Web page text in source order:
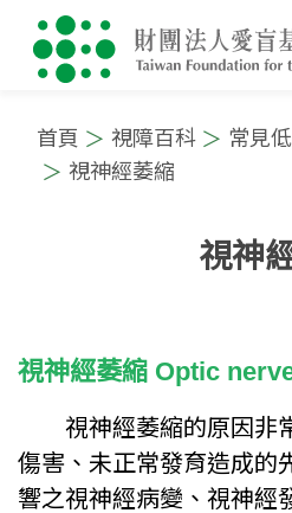
首頁 視障百科
常見
視神經萎縮
視神
視神經萎縮 Optic
視神經萎縮的原因非
傷害、未正常發育造成的
響之視神經病變、視神經